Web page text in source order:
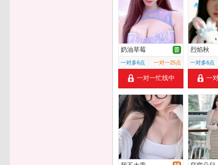
奶油草莓
一对多6点 一对一25点
一对一忙线中
烈焰秋
一对多6点
一